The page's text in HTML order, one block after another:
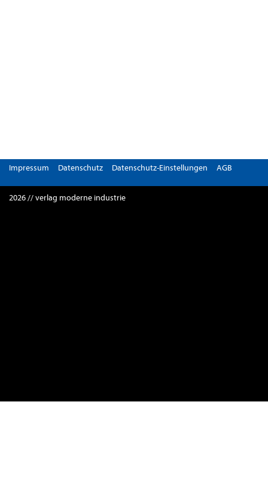
Impressum Datenschutz Datenschutz-Einstellungen AGB
2026 // verlag moderne industrie